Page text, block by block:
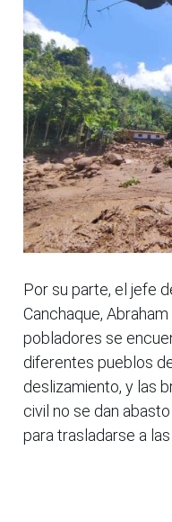
Por su parte, el jefe
Canchaque,
pobladores se
diferentes pueblos
deslizamiento, y las
civil no se dan
para trasladarse a las